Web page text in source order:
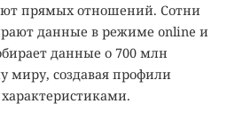
прямых отношений. Сотни
данные в режиме online и
данные о 700 млн
миру, создавая профили